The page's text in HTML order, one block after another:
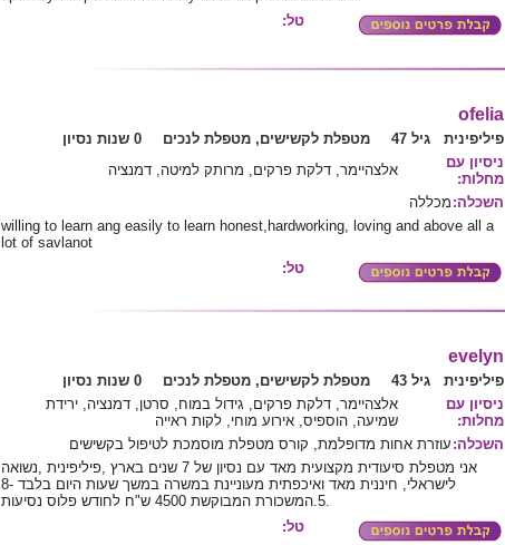
טל:
ofelia
פיליפינית גיל 47 מטפלת לקשישים, מטפלת לנכים
0 שנות נסיון
ניסיון עם
מחלות:
אלצהיימר, דלקת פרקים, מרותק למיטה, דמנציה
השכלה: מכללה
willing to learn ang easily to learn honest,hardworking, loving and above all a
lot of savlanot
טל:
evelyn
פיליפינית גיל 43 מטפלת לקשישים, מטפלת לנכים
0 שנות נסיון
ניסיון עם
מחלות:
אלצהיימר, דלקת פרקים, גידול במוח, סרטן, דמנציה, ירידת
שמיעה, הוספיס, אירוע מוחי, לקות ראייה
השכלה: עוזרת אחות מדופלמת, קורס מטפלת מוסמכת לטיפול בקשישים
אני מטפלת סיעודית מקצועית מאד עם נסיון של 7 שנים בארץ ,פיליפינית ,נשואה
לישראלי, חיננית מאד ואיכפתית מעוניינת במשרה במשך שעות היום בלבד 8-
5.המשכורת המבוקשת 4500 ש"ח לחודש פלוס נסיעות.
טל: